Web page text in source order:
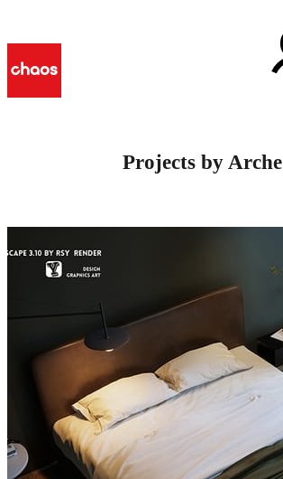
Projects by Arche